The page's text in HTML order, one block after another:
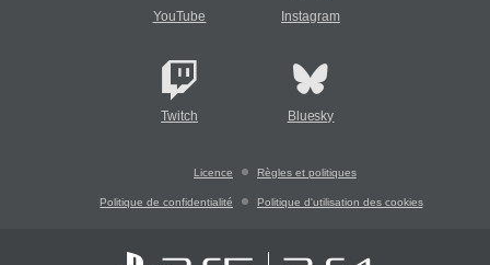
YouTube Instagram
Twitch Bluesky
Licence Règles et politiques
Politique de confidentialité Politique d'utilisation des cookies